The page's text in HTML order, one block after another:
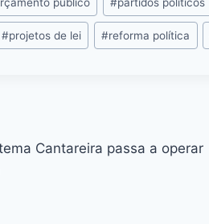
p
#projetos de lei #reforma política
Cantareira passa a operar